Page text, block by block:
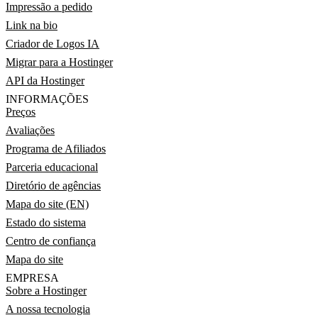
Impressão a pedido
Link na bio
Criador de Logos IA
Migrar para a Hostinger
API da Hostinger
INFORMAÇÕES
Preços
Avaliações
Programa de Afiliados
Parceria educacional
Diretório de agências
Mapa do site (EN)
Estado do sistema
Centro de confiança
Mapa do site
EMPRESA
Sobre a Hostinger
A nossa tecnologia